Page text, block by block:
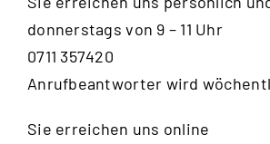
donnerstags von 9 – 11 Uhr
0711 357420
Anrufbeantworter wird
Sie erreichen uns online